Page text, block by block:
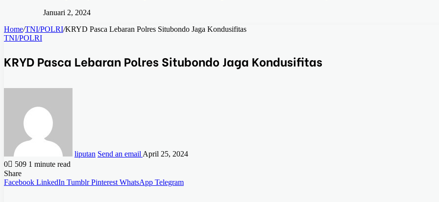
Januari 2, 2024
Home/TNI/POLRI/KRYD Pasca Lebaran Polres Situbondo Jaga Kondusifitas
TNI/POLRI
KRYD Pasca Lebaran Polres Situbondo Jaga Kondusifitas
liputan Send an email April 25, 2024
0
509 1 minute read
Share
Facebook LinkedIn Tumblr Pinterest WhatsApp Telegram